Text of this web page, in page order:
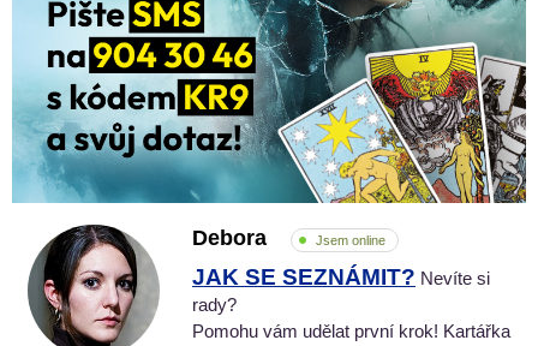
Debora Jsem online
JAK SE SEZNÁMIT? Nevíte si
rady?
Pomohu vám udělat první krok! Kartářka